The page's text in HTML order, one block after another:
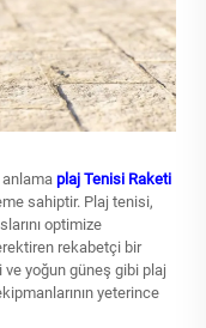
plaj Tenisi Raketi
sahiptir. Plaj tenisi,
optimize
rekabetçi bir
yoğun güneş gibi plaj
yeterince